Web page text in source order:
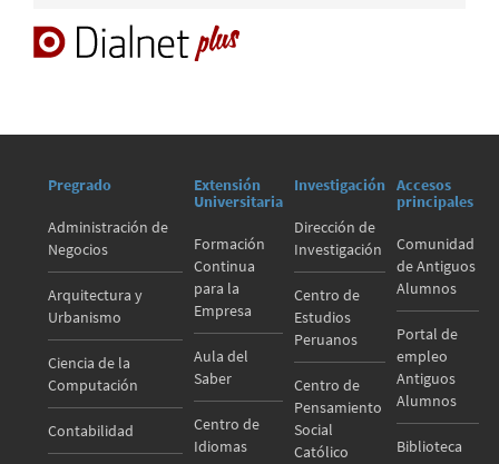
Pregrado
Administración de
Negocios
Arquitectura y
Urbanismo
Ciencia de la
Computación
Contabilidad
Extensión
Universitaria
Formación
Continua
para la
Empresa
Aula del
Saber
Centro de
Idiomas
Investigación
Dirección de
Investigación
Centro de
Estudios
Peruanos
Centro de
Pensamiento
Social
Católico
Accesos
principales
Comunidad
de Antiguos
Alumnos
Portal de
empleo
Antiguos
Alumnos
Biblioteca